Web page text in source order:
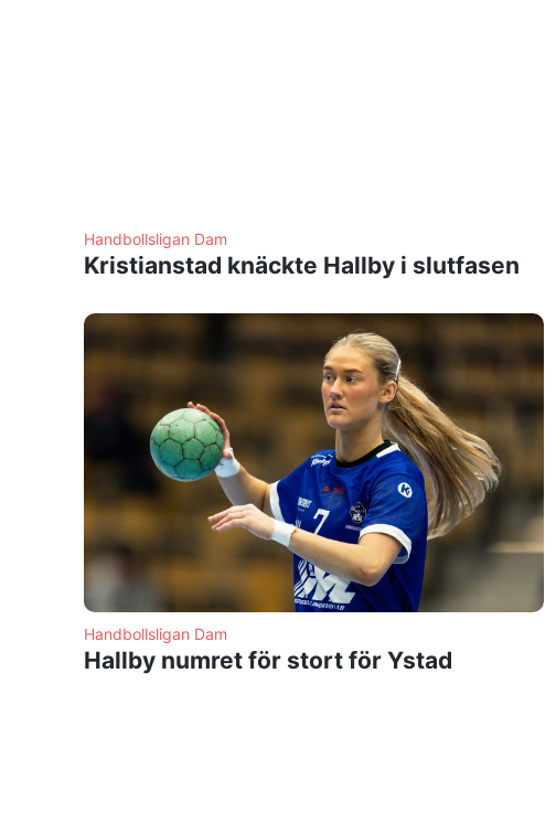
Handbollsligan Dam
Kristianstad knäckte Hallby i slutfasen
Handbollsligan Dam
Hallby numret för stort för Ystad